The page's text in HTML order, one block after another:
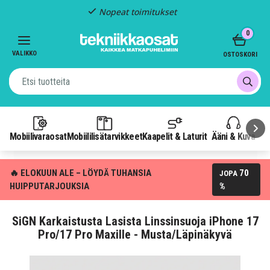
Nopeat toimitukset
VALIKKO
MobiilivaraosatMobiililisätarvikkeetKaapelit & Laturit Ääni & Kuva
0
OSTOSKORI
🔥 ELOKUUN ALE – LÖYDÄ TUHANSIA
HUIPPUTARJOUKSIA
JOPA 70
%
SiGN Karkaistusta Lasista Linssinsuoja iPhone 17
Pro/17 Pro Maxille - Musta/Läpinäkyvä